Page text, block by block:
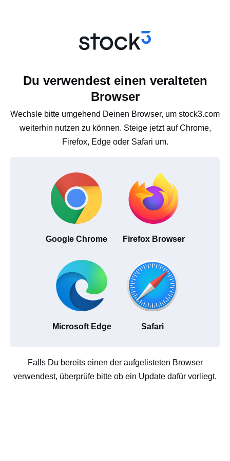
Du verwendest einen veralteten
Browser
Wechsle bitte umgehend Deinen Browser, um stock3.com
weiterhin nutzen zu können. Steige jetzt auf Chrome,
Firefox, Edge oder Safari um.
Google Chrome Firefox Browser
Microsoft Edge Safari
Falls Du bereits einen der aufgelisteten Browser
verwendest, überprüfe bitte ob ein Update dafür vorliegt.